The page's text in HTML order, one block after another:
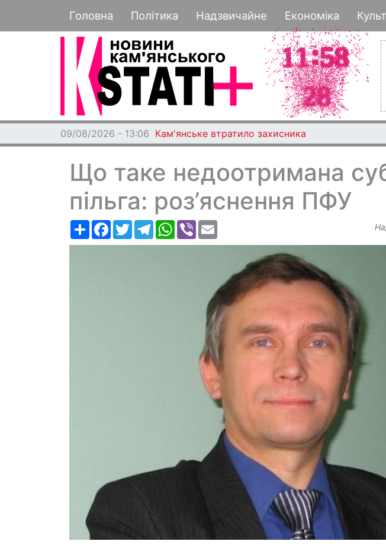
Основная навигация
Головна Політика Надзвичайне Економіка
09/08/2026 - 13:06 Кам'янське втратило захисника
Що таке недоотримана
пільга: роз’яснення ПФУ
РесурсFacebook
TwitterTelegramWhatsApp
Viber